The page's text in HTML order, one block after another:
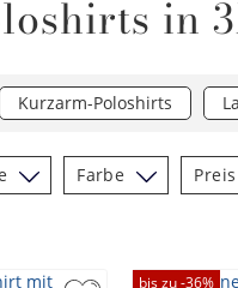
in
Kurzarm-Poloshirts
Farbe Preis
bis zu -36%